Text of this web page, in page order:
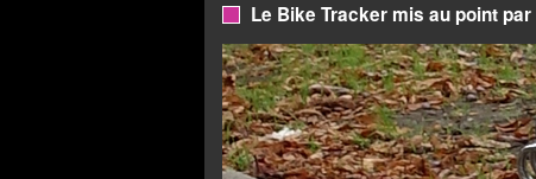
Le Bike Tracker mis au point